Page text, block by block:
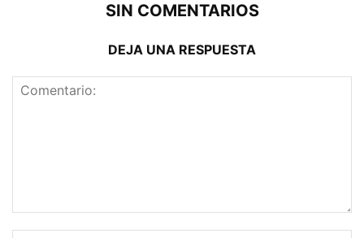
SIN COMENTARIOS
DEJA UNA RESPUESTA